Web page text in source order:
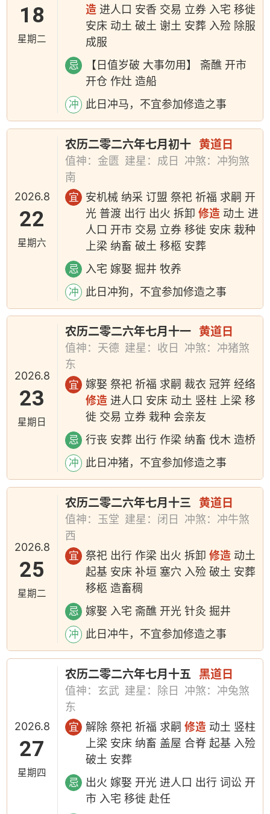
18
星期二
造 进人口 安香 交易 立券 入宅 移徙
安床 动土 破土 谢土 安葬 入殓 除服
成服
忌
【日值岁破 大事勿用】 斋醮 开市
开仓 作灶 造船
冲 此日冲马，不宜参加修造之事
2026.8
22
星期六
农历二零二六年七月初十 黄道日
值神：金匮 建星：成日
冲煞：冲狗煞
南
宜
安机械 纳采 订盟 祭祀 祈福 求嗣 开
光 普渡 出行 出火 拆卸修造 动土 进
人口 开市 交易 立券 移徙 安床 栽种
上梁 纳畜 破土 移柩 安葬
忌 入宅 嫁娶 掘井 牧养
冲 此日冲狗，不宜参加修造之事
2026.8
23
星期日
农历二零二六年七月十一 黄道日
值神：天德 建星：收日
冲煞：冲猪煞
东
宜
嫁娶 祭祀 祈福 求嗣 裁衣 冠笄 经络
修造 进人口 安床 动土 竖柱 上梁 移
徙 交易 立券 栽种 会亲友
忌 行丧 安葬 出行 作梁 纳畜 伐木 造桥
冲 此日冲猪，不宜参加修造之事
2026.8
25
星期二
农历二零二六年七月十三 黄道日
值神：玉堂 建星：闭日
冲煞：冲牛煞
西
宜 祭祀 出行 作梁 出火 拆卸修造 动土
起基 安床 补垣 塞穴 入殓 破土 安葬
移柩 造畜稠
忌 嫁娶 入宅 斋醮 开光 针灸 掘井
冲 此日冲牛，不宜参加修造之事
2026.8
27
星期四
农历二零二六年七月十五 黑道日
值神：玄武 建星：除日
冲煞：冲兔煞
东
宜 解除 祭祀 祈福 求嗣修造 动土 竖柱
上梁 安床 纳畜 盖屋 合脊 起基 入殓
破土 安葬
忌
出火 嫁娶 开光 进人口 出行 词讼 开
市 入宅 移徙 赴任